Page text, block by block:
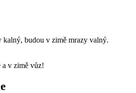
kalný, budou v zimě mrazy valný.
a v zimě vůz!